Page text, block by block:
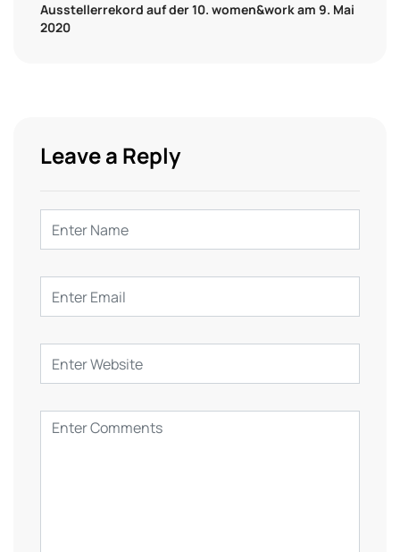
Ausstellerrekord auf der 10. women&work am 9. Mai
2020
Leave a Reply